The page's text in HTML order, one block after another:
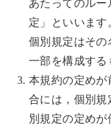
あたってのルー
定」といいま
個別規定はそ
一部を構成する
本規約の定め
合には，個別規
別規定の定めが